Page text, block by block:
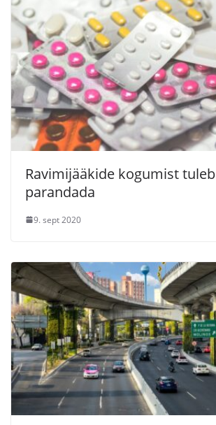
Ravimijääkide kogumist tuleb
parandada
9. sept 2020